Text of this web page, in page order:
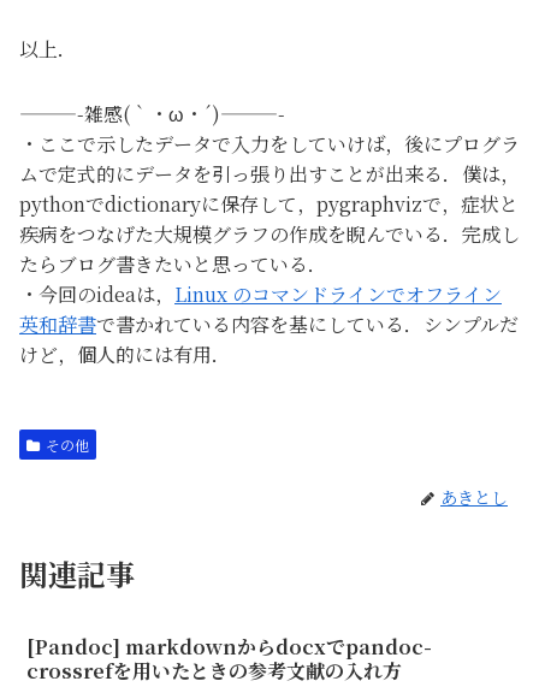
以上．
———-雑感(｀・ω・´)———-
・ここで示したデータで入力をしていけば，後にプログラ
ムで定式的にデータを引っ張り出すことが出来る．僕は，
pythonでdictionaryに保存して，pygraphvizで，症状と
疾病をつなげた大規模グラフの作成を睨んでいる．完成し
たらブログ書きたいと思っている．
・今回のideaは， Linux のコマンドラインでオフライン
英和辞書で書かれている内容を基にしている．シンプルだ
けど，個人的には有用．
その他
あきとし
関連記事
[Pandoc] markdownからdocxでpandoc-
crossrefを用いたときの参考文献の入れ方